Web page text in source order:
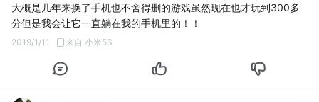
大概是几年来换了手机也不舍得删的游戏虽然现在也才玩到300多
分但是我会让它一直躺在我的手机里的！！
2019/1/11 来自 小米5S